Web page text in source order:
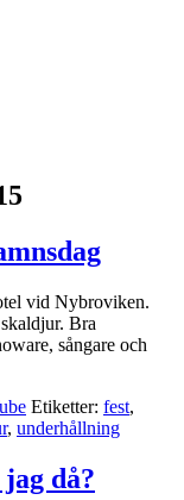
vid Nybroviken.
Bra
sångare och
Etiketter: fest,
, underhållning
då?